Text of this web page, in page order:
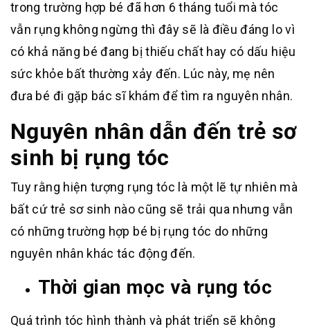
trong trường hợp bé đã hơn 6 tháng tuổi mà tóc
vẫn rụng không ngừng thì đây sẽ là điều đáng lo vì
có khả năng bé đang bị thiếu chất hay có dấu hiệu
sức khỏe bất thường xảy đến. Lúc này, mẹ nên
đưa bé đi gặp bác sĩ khám để tìm ra nguyên nhân.
Nguyên nhân dẫn đến trẻ sơ
sinh bị rụng tóc
Tuy rằng hiện tượng rụng tóc là một lẽ tự nhiên mà
bất cứ trẻ sơ sinh nào cũng sẽ trải qua nhưng vẫn
có những trường hợp bé bị rụng tóc do những
nguyên nhân khác tác động đến.
Thời gian mọc và rụng tóc
Quá trình tóc hình thành và phát triển sẽ không